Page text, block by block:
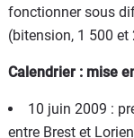
fonctionner sous
(bitension, 1 500 et
Calendrier : mise
10 juin 2009 :
entre Brest et